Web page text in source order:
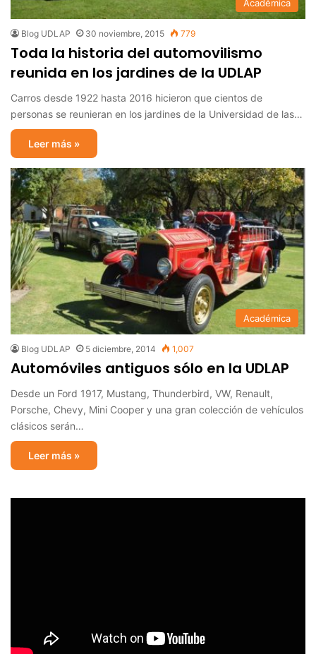
Académica
Blog UDLAP 30 noviembre, 2015 779
Toda la historia del automovilismo
reunida en los jardines de la UDLAP
Carros desde 1922 hasta 2016 hicieron que cientos de
personas se reunieran en los jardines de la Universidad de las…
Leer más »
Académica
Blog UDLAP 5 diciembre, 2014 1,007
Automóviles antiguos sólo en la UDLAP
Desde un Ford 1917, Mustang, Thunderbird, VW, Renault,
Porsche, Chevy, Mini Cooper y una gran colección de vehículos
clásicos serán…
Leer más »